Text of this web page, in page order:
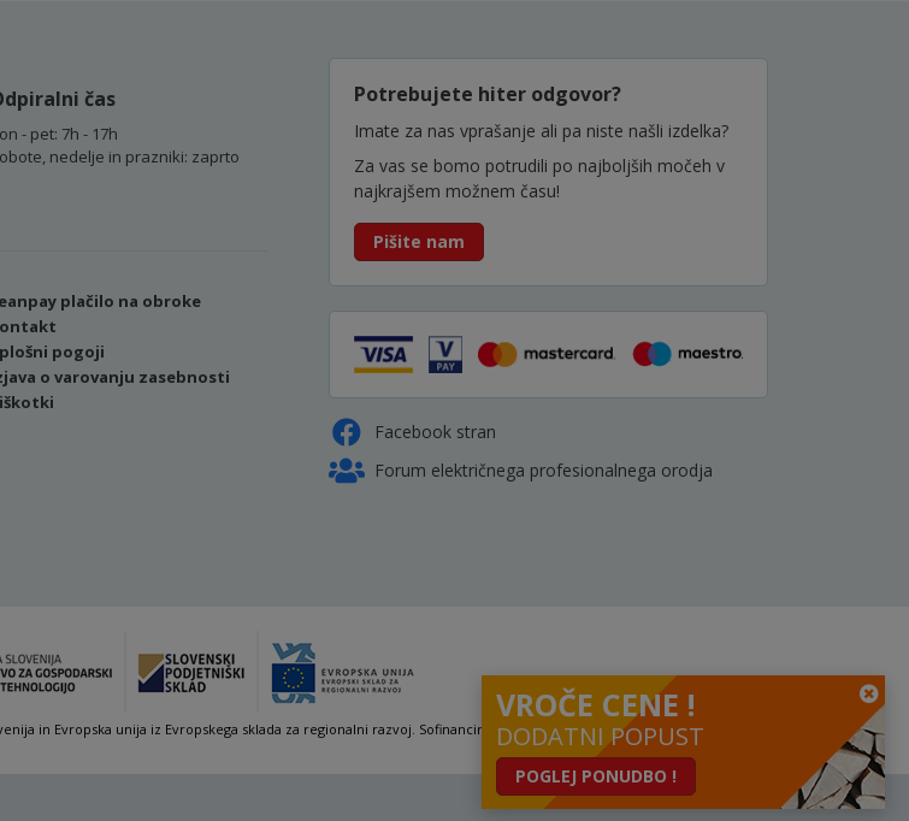
Potrebujete hiter odgovor?
Imate za nas vprašanje ali pa niste našli izdelka?
Za vas se bomo potrudili po najboljših močeh v
najkrajšem možnem času!
Pišite nam
Facebook stran
Forum električnega profesionalnega orodja
čas
- pet: 7h - 17h
nedelje in prazniki: zaprto
plačilo na obroke
pogoji
o varovanju zasebnosti
in Evropska unija iz Evropskega sklada za regionalni razvoj. Sofinanciranje se je pridobilo preko Vavčerja za digitalni marketing.
VROČE CENE !
DODATNI POPUST
POGLEJ PONUDBO !